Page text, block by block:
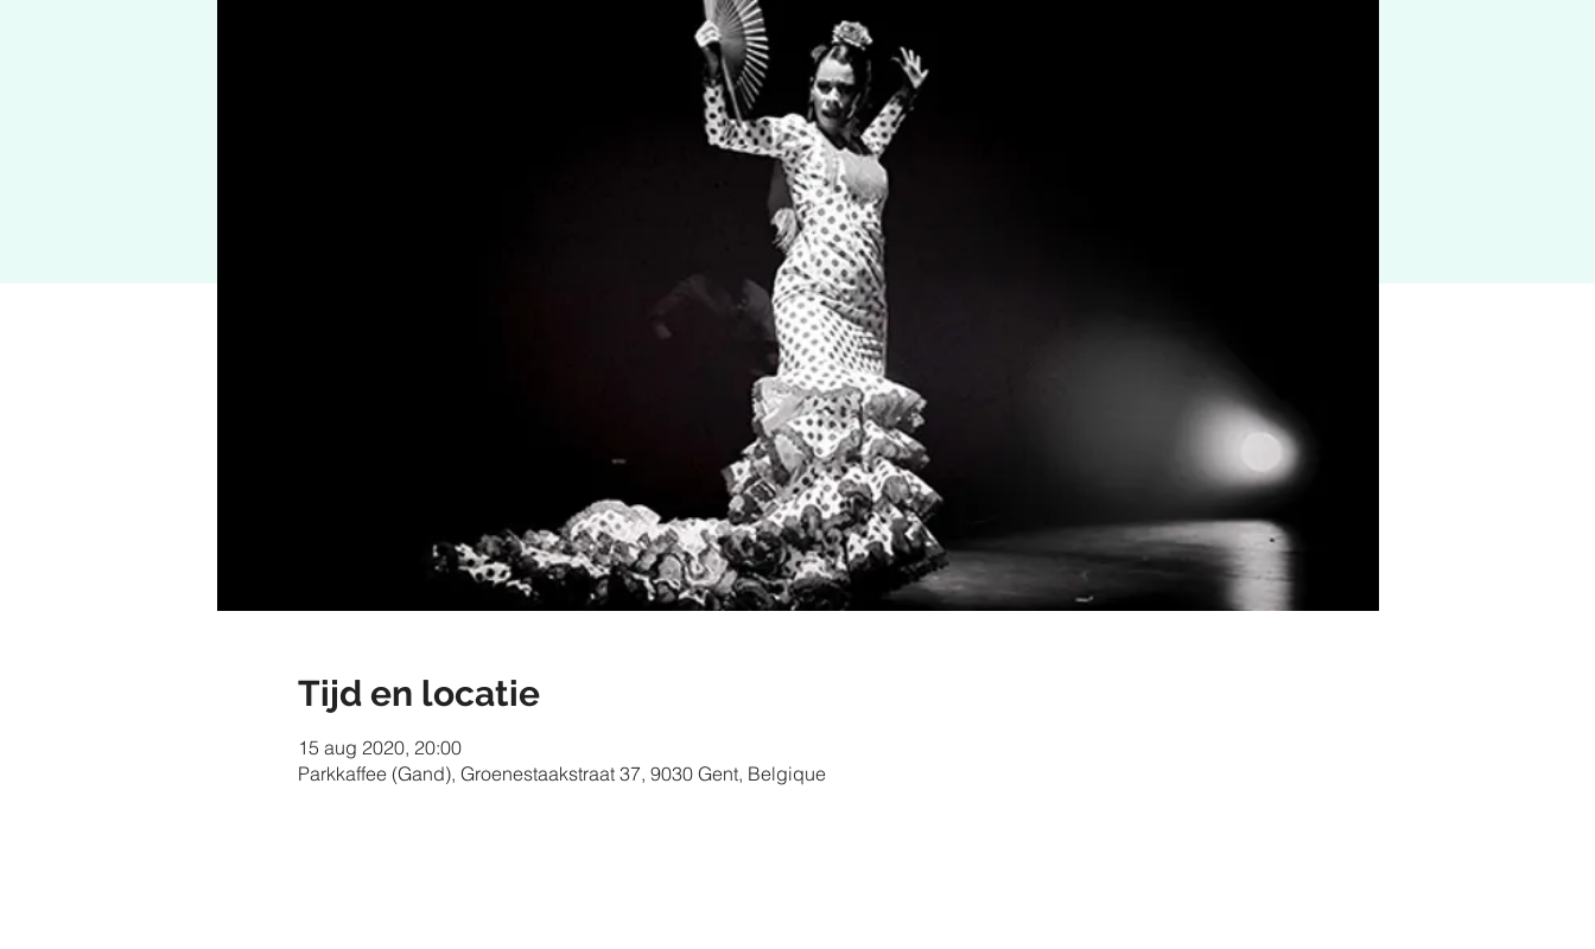
Tijd en locatie
15 aug 2020, 20:00
Parkkaffee (Gand), Groenestaakstraat 37, 9030 Gent, Belgique